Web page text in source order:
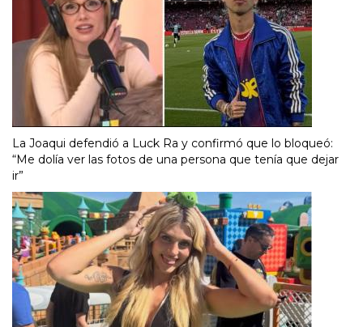
La Joaqui defendió a Luck Ra y confirmó que lo bloqueó:
“Me dolía ver las fotos de una persona que tenía que dejar
ir”